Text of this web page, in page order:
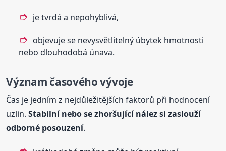
je tvrdá a nepohyblivá,
objevuje se nevysvětlitelný úbytek hmotnosti
nebo dlouhodobá únava.
Význam časového vývoje
Čas je jedním z nejdůležitějších faktorů při hodnocení
uzlin.Stabilní nebo se zhoršující nález si zaslouží
odborné posouzení.